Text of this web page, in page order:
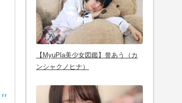
【MyuPla美少女図鑑】誉あう（カ
ンシャクノヒナ）